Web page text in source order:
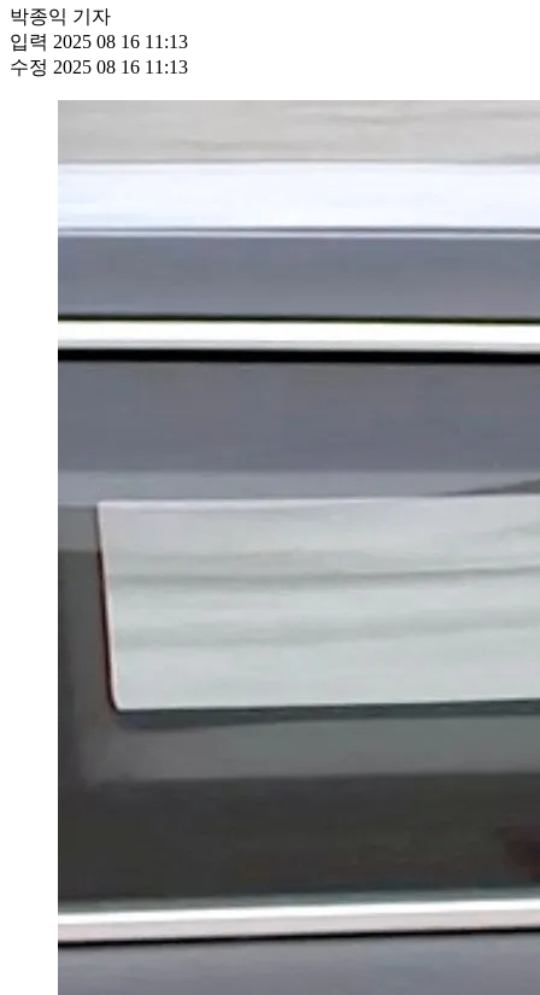
박종익 기자
입력 2025 08 16 11:13
수정 2025 08 16 11:13